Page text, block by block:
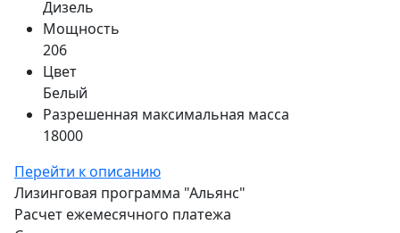
Дизель
Мощность
206
Цвет
Белый
Разрешенная максимальная масса
18000
Перейти к описанию
Лизинговая программа "Альянс"
Расчет ежемесячного платежа